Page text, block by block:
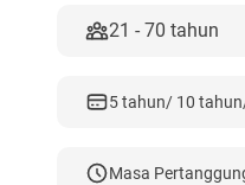
21 - 70 tahun
5 tahun/ 10
Masa